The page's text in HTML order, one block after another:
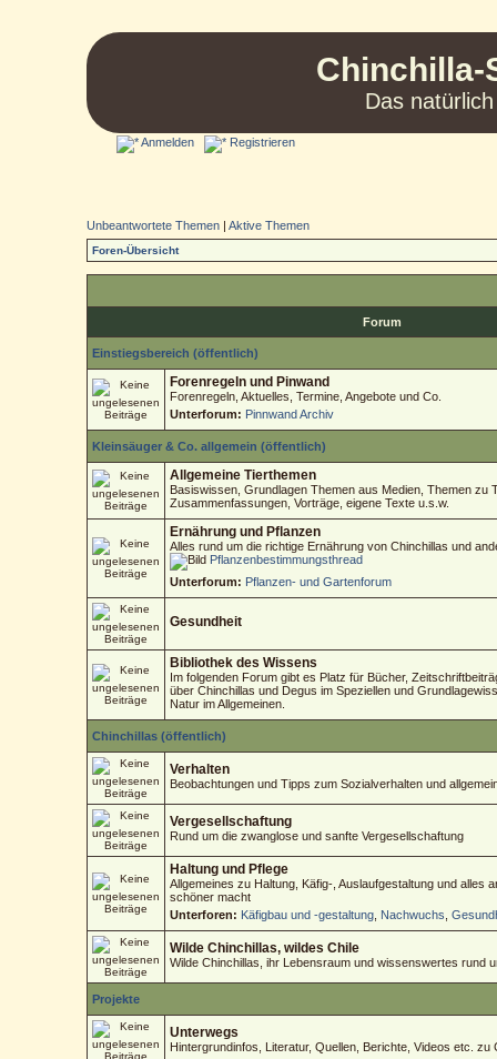
Chinchilla-
Das
Anmelden Registrieren
Unbeantwortete Themen |Aktive Themen
Foren-Übersicht
Forum
Einstiegsbereich (öffentlich)
Forenregeln und Pinwand
Forenregeln, Aktuelles, Termine, Angebote und Co.
Unterforum: Pinnwand Archiv
Kleinsäuger & Co. allgemein (öffentlich)
Allgemeine Tierthemen
Basiswissen, Grundlagen Themen aus Medien, Themen zu
Zusammenfassungen, Vorträge, eigene Texte u.s.w.
Ernährung und Pflanzen
Alles rund um die richtige Ernährung von Chinchillas und
Pflanzenbestimmungsthread
Unterforum: Pflanzen- und Gartenforum
Gesundheit
Bibliothek des Wissens
Im folgenden Forum gibt es Platz für Bücher,
über Chinchillas und Degus im Speziellen und
Natur im Allgemeinen.
Chinchillas (öffentlich)
Verhalten
Beobachtungen und Tipps zum Sozialverhalten und
Vergesellschaftung
Rund um die zwanglose und sanfte Vergesellschaftung
Haltung und Pflege
Allgemeines zu Haltung, Käfig-, Auslaufgestaltung und alles
schöner macht
Unterforen: Käfigbau und -gestaltung Nachwuchs ,
Wilde Chinchillas, wildes Chile
Wilde Chinchillas, ihr Lebensraum und wissenswertes rund
Projekte
Unterwegs
Hintergrundinfos, Literatur, Quellen, Berichte, Videos etc. zu